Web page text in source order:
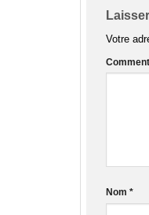
Votre
Nom *